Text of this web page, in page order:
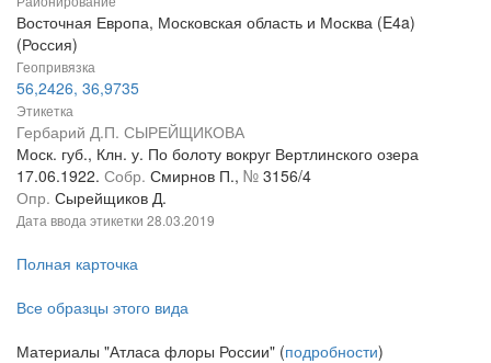
Восточная Европа, Московская область и Москва (E4a)
(Россия)
Геопривязка
56,2426, 36,9735
Этикетка
Гербарий Д.П. СЫРЕЙЩИКОВА
Моск. губ., Клн. у. По болоту вокруг Вертлинского озера
17.06.1922. Собр. Смирнов П., № 3156/4
Опр. Сырейщиков Д.
Дата ввода этикетки 28.03.2019
Полная карточка
Все образцы этого вида
Материалы "Атласа флоры России" (подробности)